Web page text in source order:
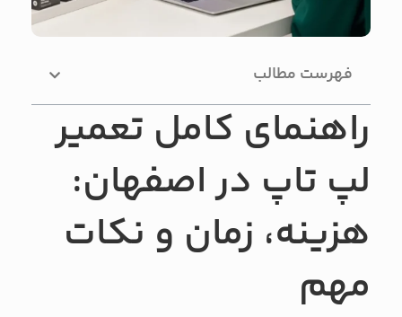
فهرست مطالب
راهنمای کامل تعمیر
لپ تاپ در اصفهان:
هزینه، زمان و نکات
مهم